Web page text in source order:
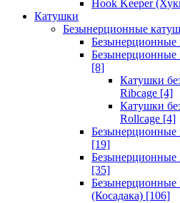
Hook Keeper
Катушки
Безынерционные
Безынерционные
Безынерционные
[8]
Катушки
Ribcage [4]
Катушки
Rollcage [4]
Безынерционные
[19]
Безынерционные
[35]
Безынерционные
(Косадака) [106]